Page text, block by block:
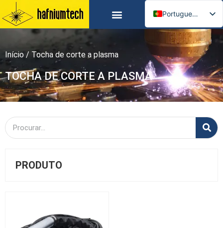
Portuguese
English
Russian
Spanish
German
Arabic
French
Italian
Início / Tocha de corte a plasma
TOCHA DE CORTE A PLASMA
PRODUTO